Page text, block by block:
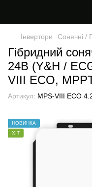
Інвертори Сонячні /
Гібридний
24В (Y&H /
VIII ECO,
Артикул: MPS-VIII ECO
НОВИНКА
ХІТ